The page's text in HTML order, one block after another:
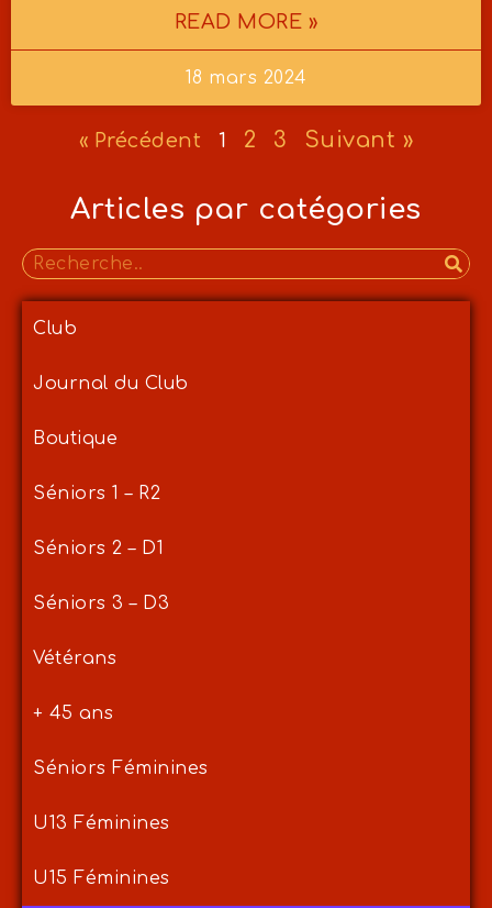
READ MORE »
18 mars 2024
« Précédent 1 2 3 Suivant »
Articles par catégories
Club
Journal du Club
Boutique
Séniors 1 – R2
Séniors 2 – D1
Séniors 3 – D3
Vétérans
+ 45 ans
Séniors Féminines
U13 Féminines
U15 Féminines